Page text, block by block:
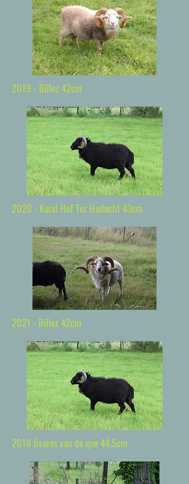
2019 - Billez 42cm
2020 - Karel Hof Ter Hadocht 43cm
2021 - Billez 42cm
2018 Jivaros van de ijse 44.5cm